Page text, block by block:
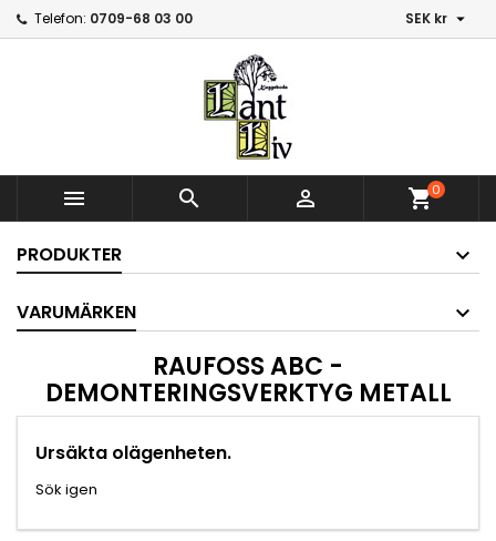
Telefon: 0709-68 03 00 SEK kr 
   shopping_cart0
PRODUKTER
VARUMÄRKEN
RAUFOSS ABC -
DEMONTERINGSVERKTYG METALL
Ursäkta olägenheten.
Sök igen